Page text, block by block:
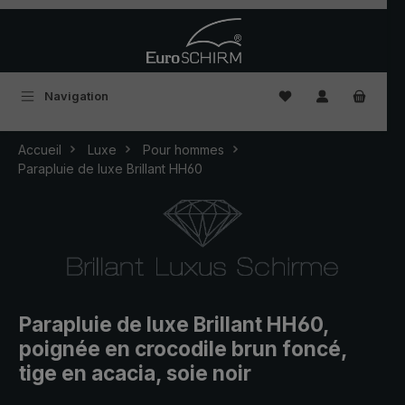
Navigation Vous avez 0
Accueil Luxe
Pour hommes
Parapluie de luxe Brillant HH60
Parapluie de luxe Brillant HH60,
poignée en crocodile brun foncé,
tige en acacia, soie noir